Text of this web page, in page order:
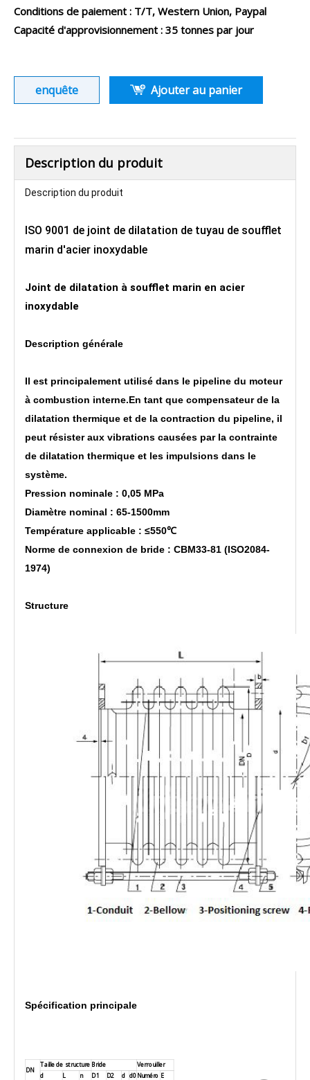
Conditions de paiement : T/T, Western Union, Paypal
Capacité d'approvisionnement : 35 tonnes par jour
enquête Ajouter au panier
Description du produit
Description du produit
ISO 9001 de joint de dilatation de tuyau de soufflet
marin d'acier inoxydable
Joint de dilatation à soufflet marin en acier
inoxydable
Description générale
Il est principalement utilisé dans le pipeline du moteur
à combustion interne.En tant que compensateur de la
dilatation thermique et de la contraction du pipeline, il
peut résister aux vibrations causées par la contrainte
de dilatation thermique et les impulsions dans le
système.
Pression nominale : 0,05 MPa
Diamètre nominal : 65-1500mm
Température applicable : ≤550℃
Norme de connexion de bride : CBM33-81 (ISO2084-
1974)
Structure
Spécification principale
DN
Taille de structure Bride
Verrouiller
d
L n D1 D2 d d0 Numéro E